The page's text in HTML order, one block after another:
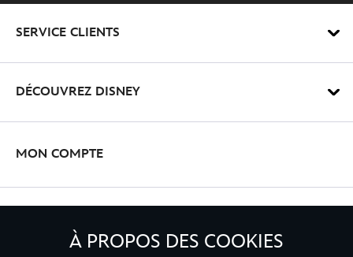
SERVICE CLIENTS
DÉCOUVREZ DISNEY
MON COMPTE
À PROPOS DES COOKIES